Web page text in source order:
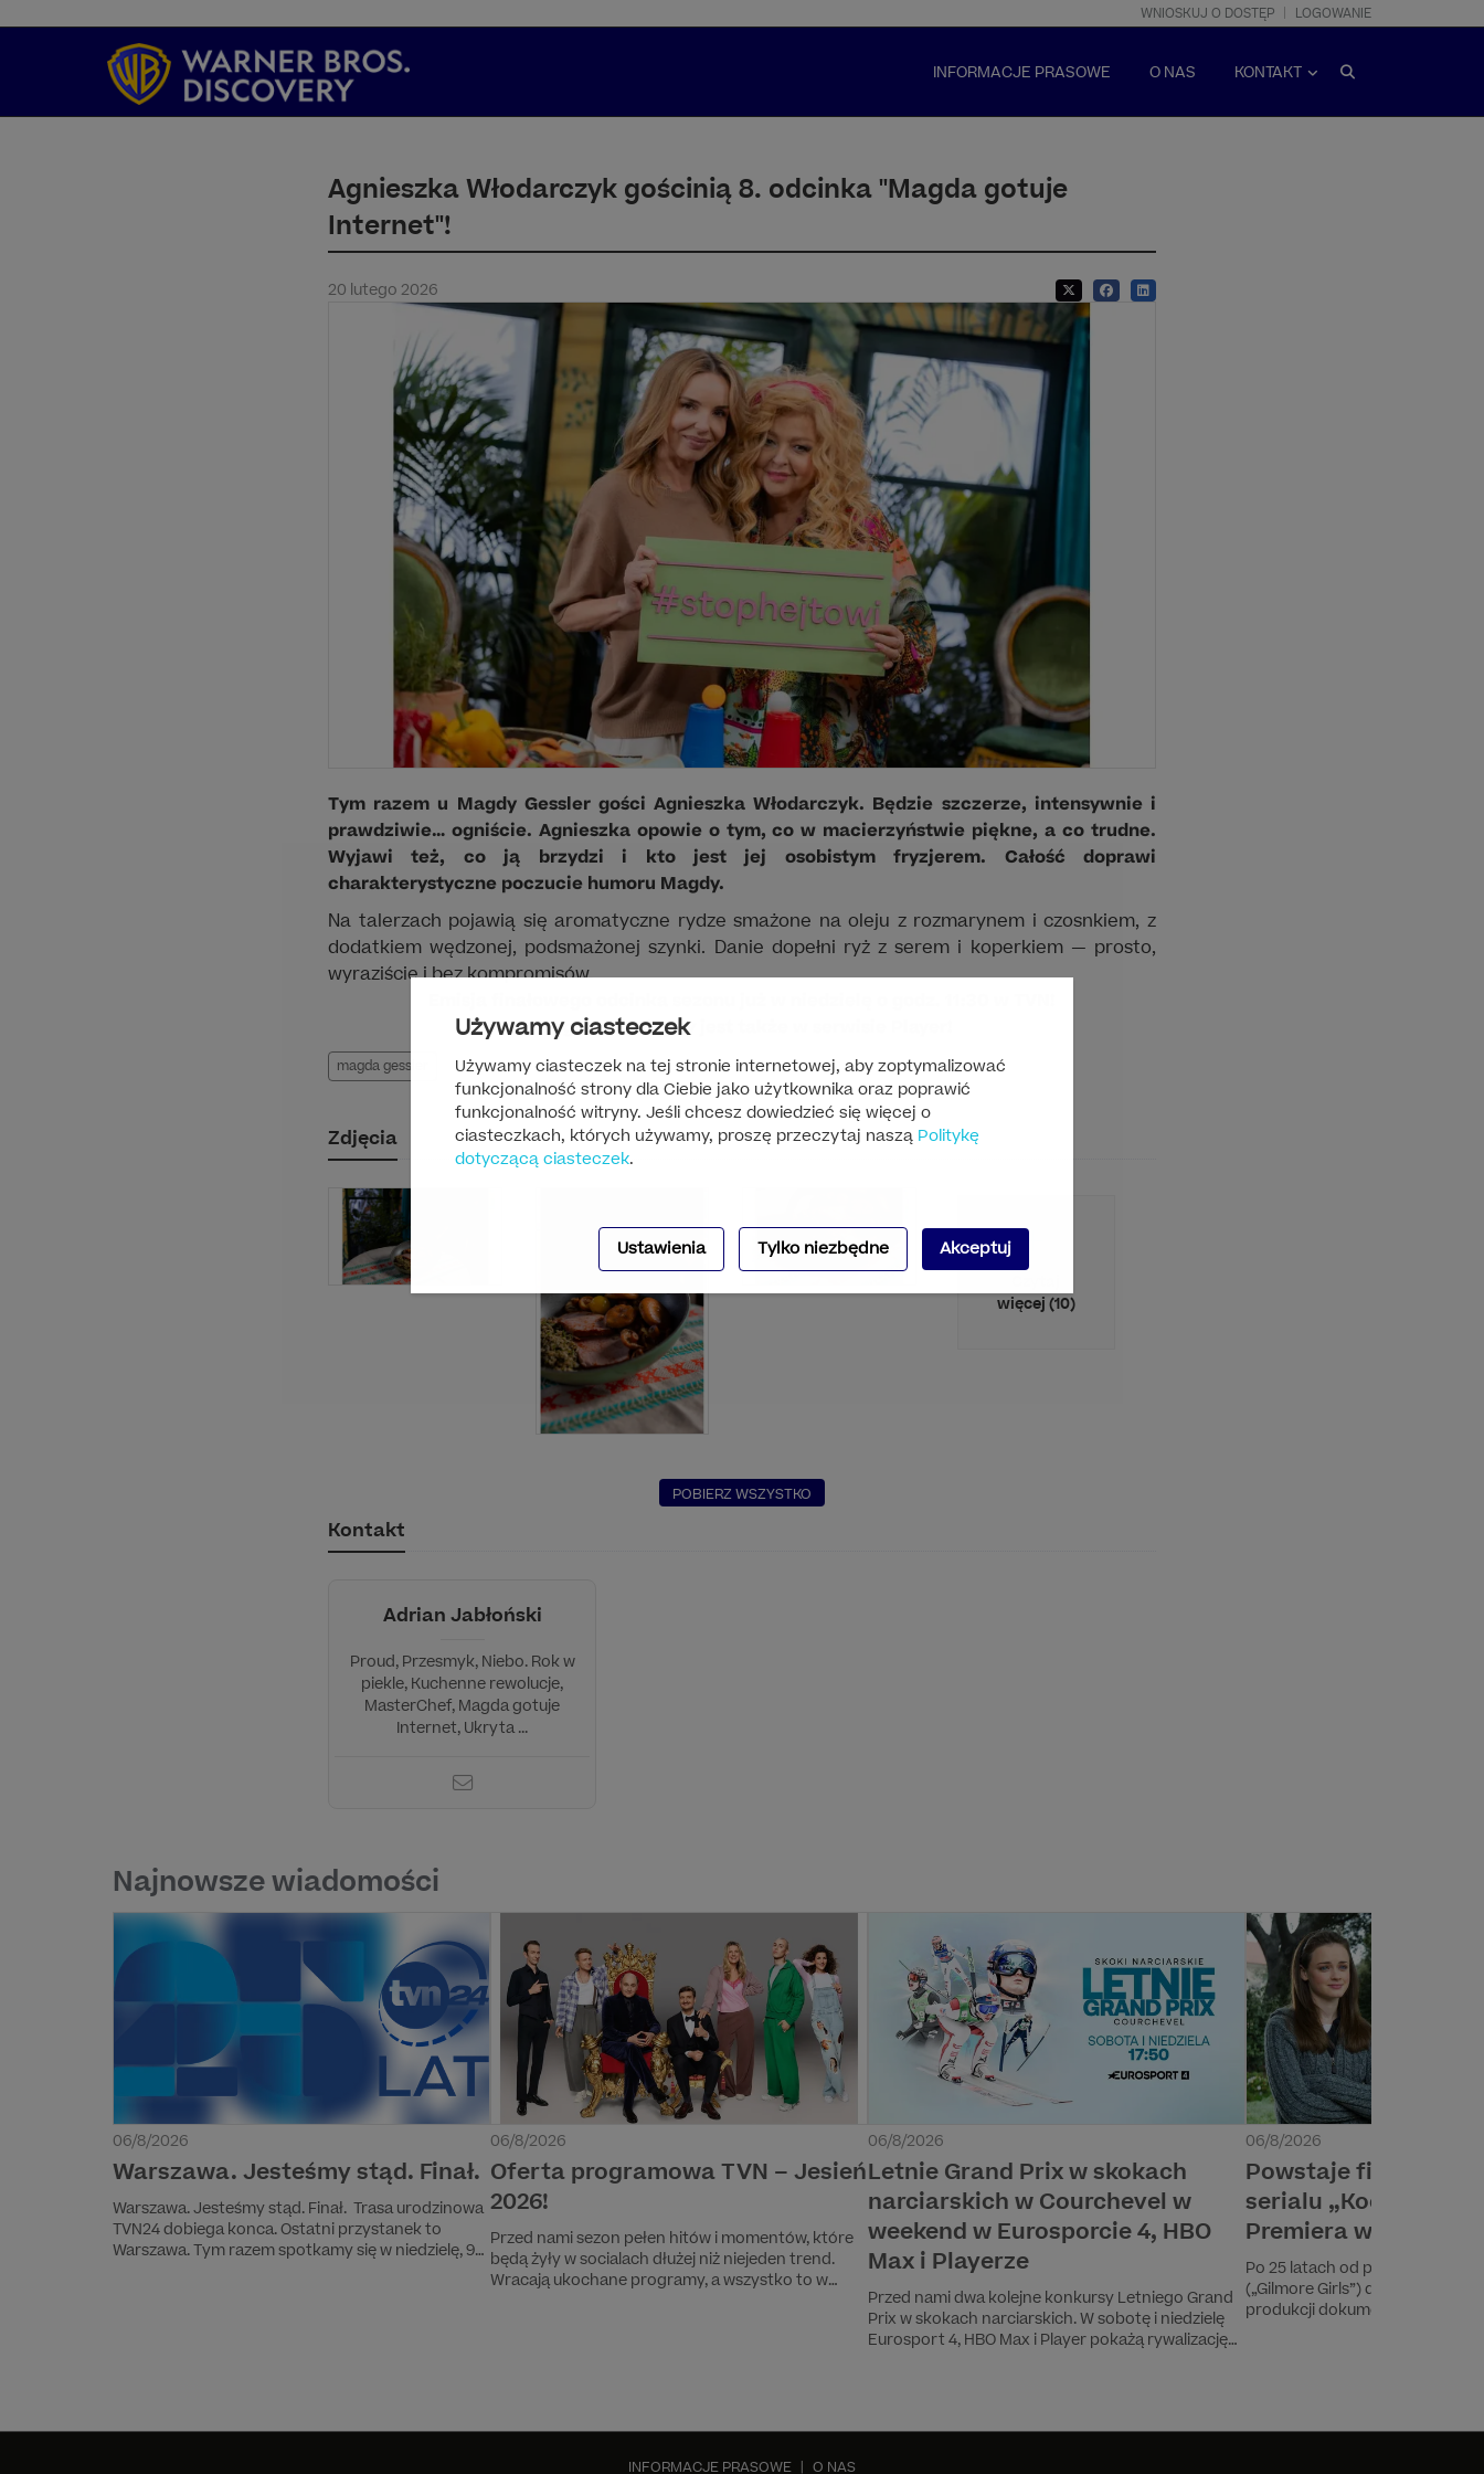
Używamy ciasteczek
Używamy ciasteczek na tej stronie internetowej, aby zoptymalizować
funkcjonalność strony dla Ciebie jako użytkownika oraz poprawić
funkcjonalność witryny. Jeśli chcesz dowiedzieć się więcej o
ciasteczkach, których używamy, proszę przeczytaj naszą Politykę
dotyczącą ciasteczek.
Ustawienia Tylko niezbędne Akceptuj
WNIOSKUJ O DOSTĘP LOGOWANIE
INFORMACJE PRASOWE O NAS KONTAKT
Agnieszka Włodarczyk gościnią 8. odcinka "Magda gotuje
Internet"!
20 lutego 2026
Tym razem u Magdy Gessler gości Agnieszka Włodarczyk. Będzie szczerze, intensywnie i
prawdziwie… ogniście. Agnieszka opowie o tym, co w macierzyństwie piękne, a co trudne.
Wyjawi też, co ją brzydzi i kto jest jej osobistym fryzjerem. Całość doprawi
charakterystyczne poczucie humoru Magdy.
Na talerzach pojawią się aromatyczne rydze smażone na oleju z rozmarynem i czosnkiem, z
dodatkiem wędzonej, podsmażonej szynki. Danie dopełni ryż z serem i koperkiem — prosto,
wyraziście i bez kompromisów.
Program dostępny jest także w serwisie Player!
magda gessler
Zdjęcia
więcej (10)
POBIERZ WSZYSTKO
Kontakt
Adrian Jabłoński
Proud, Przesmyk, Niebo. Rok w
piekle, Kuchenne rewolucje,
MasterChef, Magda gotuje
Internet, Ukryta ...
Najnowsze wiadomości
06/8/2026
Warszawa. Jesteśmy stąd. Finał.
Warszawa. Jesteśmy stąd. Finał. Trasa urodzinowa
TVN24 dobiega konca. Ostatni przystanek to
Warszawa. Tym razem spotkamy się w niedzielę, 9
06/8/2026
Oferta programowa TVN – Jesień
2026!
Przed nami sezon pełen hitów i momentów, które
będą żyły w socialach dłużej niż niejeden trend.
Wracają ukochane programy, a wszystko to w
06/8/2026
Letnie Grand Prix w skokach
narciarskich w Courchevel w
weekend w Eurosporcie 4, HBO
Max i Playerze
Przed nami dwa kolejne konkursy Letniego Grand
Prix w skokach narciarskich. W sobotę i niedzielę
Eurosport 4, HBO Max i Player pokażą rywalizację
06/8/2026
Powstaje film
serialu „Kochane
Premiera w HBO Max
Po 25 latach od premiery, serial
(„Gilmore Girls”) doczeka się
produkcji dokumentalnej.
INFORMACJE PRASOWE | O NAS